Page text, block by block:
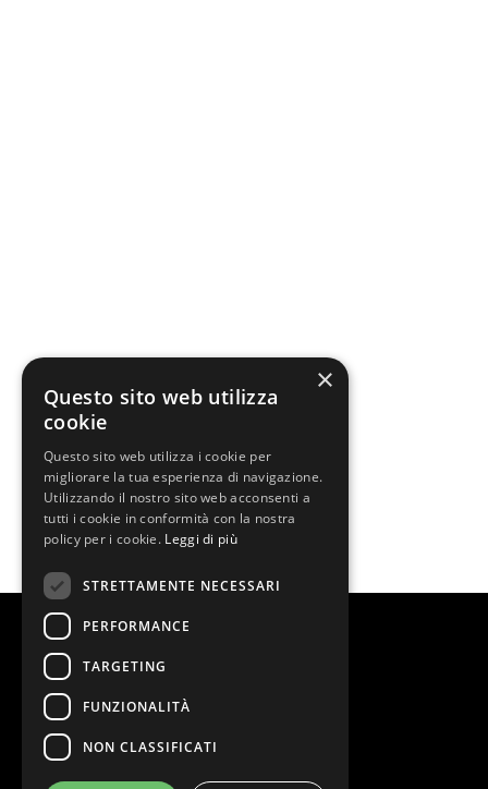
×
Questo sito web utilizza
cookie
Questo sito web utilizza i cookie per
migliorare la tua esperienza di navigazione.
Utilizzando il nostro sito web acconsenti a
tutti i cookie in conformità con la nostra
policy per i cookie. Leggi di più
STRETTAMENTE NECESSARI
PERFORMANCE
TARGETING
FUNZIONALITÀ
NON CLASSIFICATI